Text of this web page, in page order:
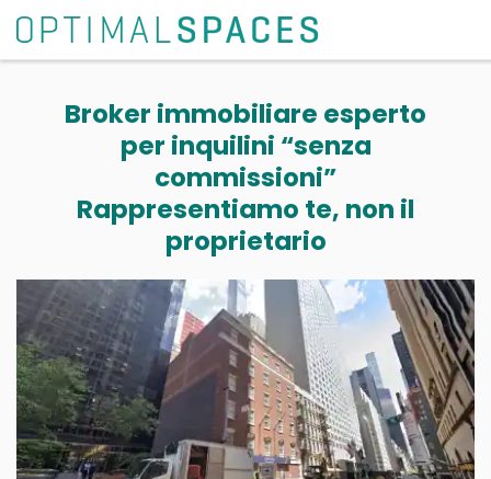
Broker immobiliare esperto
per inquilini “senza
commissioni”
Rappresentiamo te, non il
proprietario